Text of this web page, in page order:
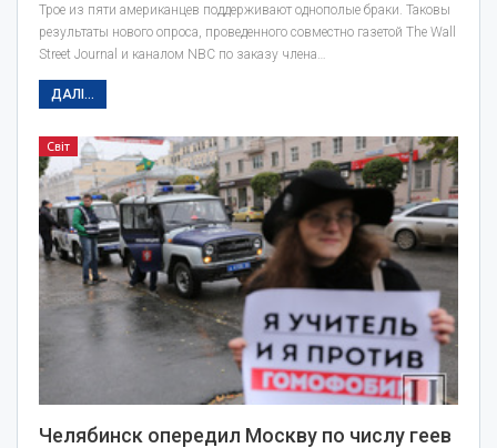
Трое из пяти американцев поддерживают однополые браки. Таковы
результаты нового опроса, проведенного совместно газетой The Wall
Street Journal и каналом NBC по заказу члена…
ДАЛІ...
Світ
Челябинск опередил Москву по числу геев